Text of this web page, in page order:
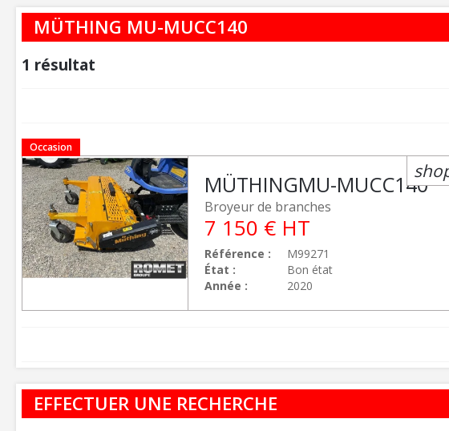
MÜTHING MU-MUCC140
1 résultat
Occasion
Broyeur de branches
MÜTHINGMU-MUCC140
Référence
M99271
État
Bon état
Année
2020
7 150 € HT
EFFECTUER UNE RECHERCHE